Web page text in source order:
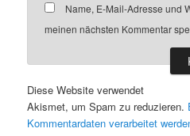
Name, E-Mail-Adresse und
meinen nächsten Kommentar
Diese Website verwendet
Akismet, um Spam zu reduzieren.
Kommentardaten verarbeitet